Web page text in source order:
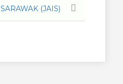
SARAWAK (JAIS)